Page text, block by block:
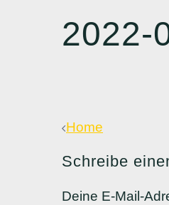
2022-
Home
Schreibe
Deine E-Mail-